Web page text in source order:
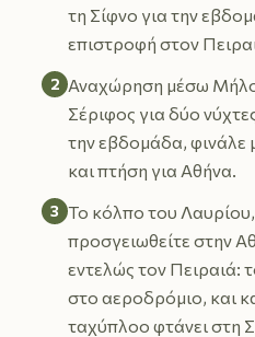
τη Σίφνο για την
επιστροφή στον
2 Αναχώρηση μέσω
Σέριφος για δύο
την εβδομάδα, φινάλε
και πτήση για Αθήνα.
3 Το κόλπο του
προσγειωθείτε στην
εντελώς τον Πειραιά:
στο αεροδρόμιο, και
ταχύπλοο φτάνει στη